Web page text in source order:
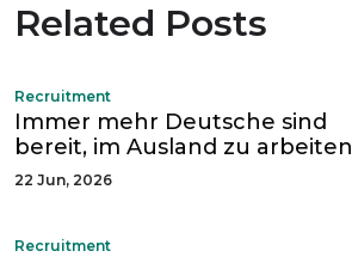
Related Posts
Recruitment
Immer mehr Deutsche sind
bereit, im Ausland zu arbeiten
22 Jun, 2026
Recruitment